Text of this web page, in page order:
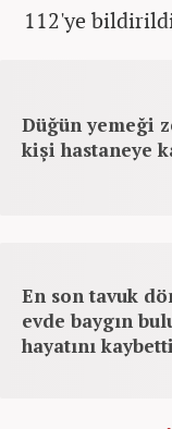
112'ye
Düğün yemeği
kişi hastaneye
En son tavuk
evde baygın
hayatını